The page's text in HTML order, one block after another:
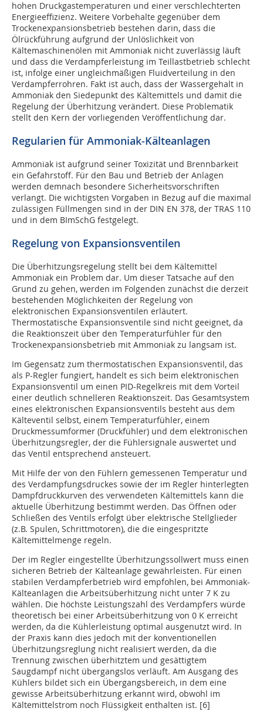
hohen Druckgastemperaturen und einer verschlechterten
Energieeffizienz. Weitere Vorbehalte gegenüber dem
Trockenexpansionsbetrieb bestehen darin, dass die
Ölrückführung aufgrund der Unlöslichkeit von
Kältemaschinenölen mit Ammoniak nicht zuverlässig läuft
und dass die Verdampferleistung im Teillastbetrieb schlecht
ist, infolge einer ungleichmäßigen Fluidverteilung in den
Verdampferrohren. Fakt ist auch, dass der Wassergehalt in
Ammoniak den Siedepunkt des Kältemittels und damit die
Regelung der Überhitzung verändert. Diese Problematik
stellt den Kern der vorliegenden Veröffentlichung dar.
Regularien für Ammoniak-Kälteanlagen
Ammoniak ist aufgrund seiner Toxizität und Brennbarkeit
ein Gefahrstoff. Für den Bau und Betrieb der Anlagen
werden demnach besondere Sicherheitsvorschriften
verlangt. Die wichtigsten Vorgaben in Bezug auf die maximal
zulässigen Füllmengen sind in der DIN EN 378, der TRAS 110
und in dem BImSchG festgelegt.
Regelung von Expansionsventilen
Die Überhitzungsregelung stellt bei dem Kältemittel
Ammoniak ein Problem dar. Um dieser Tatsache auf den
Grund zu gehen, werden im Folgenden zunächst die derzeit
bestehenden Möglichkeiten der Regelung von
elektronischen Expansionsventilen erläutert.
Thermostatische Expansionsventile sind nicht geeignet, da
die Reaktionszeit über den Temperaturfühler für den
Trockenexpansionsbetrieb mit Ammoniak zu langsam ist.
Im Gegensatz zum thermostatischen Expansionsventil, das
als P-Regler fungiert, handelt es sich beim elektronischen
Expansionsventil um einen PID-Regelkreis mit dem Vorteil
einer deutlich schnelleren Reaktionszeit. Das Gesamtsystem
eines elektronischen Expansionsventils besteht aus dem
Kälteventil selbst, einem Temperaturfühler, einem
Druckmessumformer (Druckfühler) und dem elektronischen
Überhitzungsregler, der die Fühlersignale auswertet und
das Ventil entsprechend ansteuert.
Mit Hilfe der von den Fühlern gemessenen Temperatur und
des Verdampfungsdruckes sowie der im Regler hinterlegten
Dampfdruckkurven des verwendeten Kältemittels kann die
aktuelle Überhitzung bestimmt werden. Das Öffnen oder
Schließen des Ventils erfolgt über elektrische Stellglieder
(z.B. Spulen, Schrittmotoren), die die eingespritzte
Kältemittelmenge regeln.
Der im Regler eingestellte Überhitzungssollwert muss einen
sicheren Betrieb der Kälteanlage gewährleisten. Für einen
stabilen Verdampferbetrieb wird empfohlen, bei Ammoniak-
Kälteanlagen die Arbeitsüberhitzung nicht unter 7 K zu
wählen. Die höchste Leistungszahl des Verdampfers würde
theoretisch bei einer Arbeitsüberhitzung von 0 K erreicht
werden, da die Kühlerleistung optimal ausgenutzt wird. In
der Praxis kann dies jedoch mit der konventionellen
Überhitzungsreglung nicht realisiert werden, da die
Trennung zwischen überhitztem und gesättigtem
Saugdampf nicht übergangslos verläuft. Am Ausgang des
Kühlers bildet sich ein Übergangsbereich, in dem eine
gewisse Arbeitsüberhitzung erkannt wird, obwohl im
Kältemittelstrom noch Flüssigkeit enthalten ist. [6]